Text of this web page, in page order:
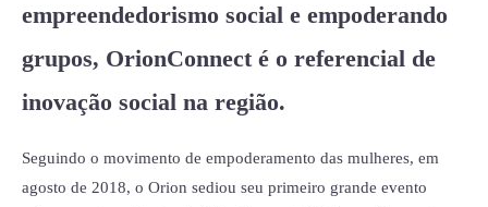
empreendedorismo social e empoderando
grupos, OrionConnect é o referencial de
inovação social na região.
Seguindo o movimento de empoderamento das mulheres, em
agosto de 2018, o Orion sediou seu primeiro grande evento